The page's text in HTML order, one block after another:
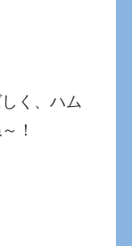
く、ハム
！